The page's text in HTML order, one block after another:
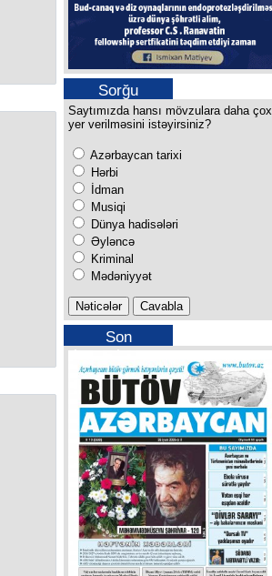
Sorğu
Saytımızda hansı mövzulara daha çox
yer verilməsini istəyirsiniz?
Azərbaycan tarixi
Hərbi
İdman
Musiqi
Dünya hadisələri
Əyləncə
Kriminal
Mədəniyyət
Son
buraxılışımız